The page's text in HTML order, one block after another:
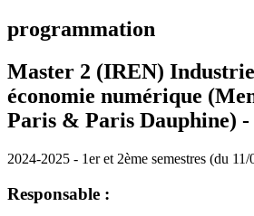
programmation
Master 2 (IREN)
économie numérique
Paris & Paris Dauphine) -
2024-2025 - 1er et 2ème semestres (du
Responsable :